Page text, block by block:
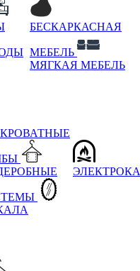
БЕСКАРКАСНАЯ
МЕБЕЛЬ
МЯГКАЯ МЕБЕЛЬ